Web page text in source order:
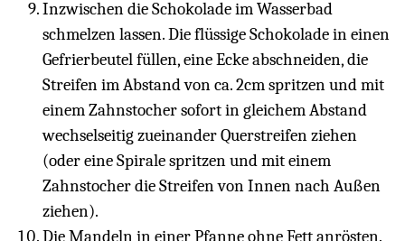
Inzwischen die Schokolade im Wasserbad
schmelzen lassen. Die flüssige Schokolade in einen
Gefrierbeutel füllen, eine Ecke abschneiden, die
Streifen im Abstand von ca. 2cm spritzen und mit
einem Zahnstocher sofort in gleichem Abstand
wechselseitig zueinander Querstreifen ziehen
(oder eine Spirale spritzen und mit einem
Zahnstocher die Streifen von Innen nach Außen
ziehen).
Die Mandeln in einer Pfanne ohne Fett anrösten.